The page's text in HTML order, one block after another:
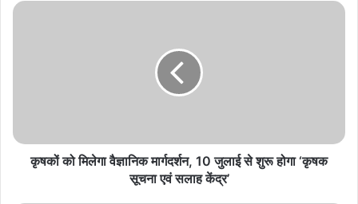
कृषकों
शुरू
कृषकों को मिलेगा वैज्ञानिक मार्गदर्शन, 10 जुलाई से शुरू होगा ‘कृषक
सूचना एवं सलाह केंद्र’